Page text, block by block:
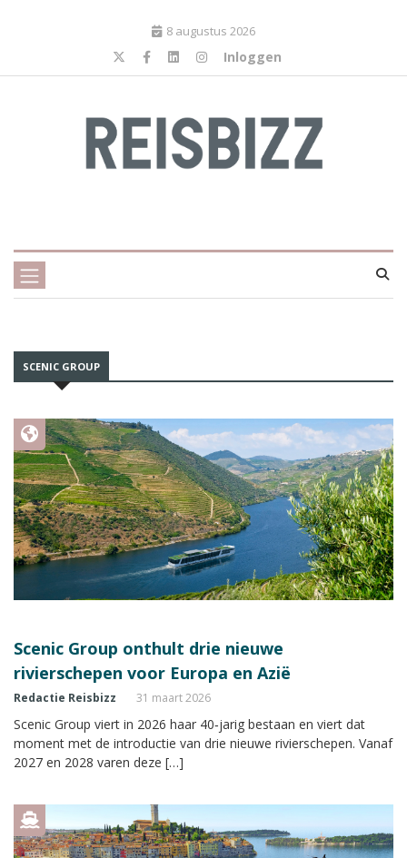
8 augustus 2026
Inloggen
SCENIC GROUP
Scenic Group onthult drie nieuwe
rivierschepen voor Europa en Azië
Redactie Reisbizz 31 maart 2026
Scenic Group viert in 2026 haar 40‑jarig bestaan en viert dat
moment met de introductie van drie nieuwe rivierschepen. Vanaf
2027 en 2028 varen deze […]